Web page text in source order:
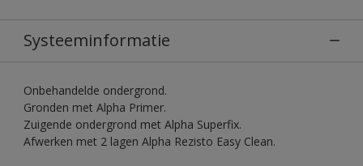
Systeeminformatie
Onbehandelde ondergrond.
Gronden met Alpha Primer.
Zuigende ondergrond met Alpha Superfix.
Afwerken met 2 lagen Alpha Rezisto Easy Clean.